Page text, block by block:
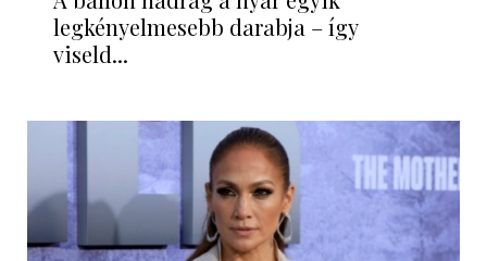
legkényelmesebb darabja – így
viseld...